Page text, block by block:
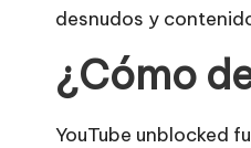
desnudos y
¿Cómo
YouTube unblocked